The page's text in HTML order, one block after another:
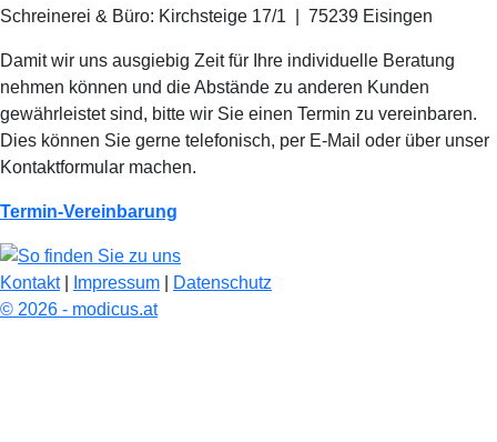
Schreinerei & Büro: Kirchsteige 17/1 75239 Eisingen
Damit wir uns ausgiebig Zeit für Ihre individuelle Beratung
nehmen können und die Abstände zu anderen Kunden
gewährleistet sind, bitte wir Sie einen Termin zu vereinbaren.
Dies können Sie gerne telefonisch, per E-Mail oder über unser
Kontaktformular machen.
Termin-Vereinbarung
Kontakt| Impressum
Datenschutz
© 2026 - modicus.at